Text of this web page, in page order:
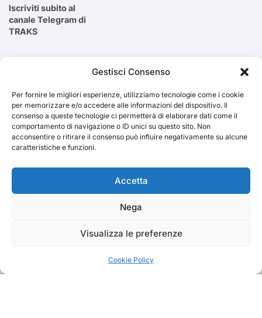
Gestisci Consenso
Per fornire le migliori esperienze, utilizziamo tecnologie come i cookie
per memorizzare e/o accedere alle informazioni del dispositivo. Il
consenso a queste tecnologie ci permetterà di elaborare dati come il
comportamento di navigazione o ID unici su questo sito. Non
acconsentire o ritirare il consenso può influire negativamente su alcune
caratteristiche e funzioni.
Accetta
Nega
Visualizza le preferenze
Cookie Policy
Iscriviti subito al
canale Telegram di
TRAKS
Cerca
TRAKS
Dal 2014 musica indipendente ed emergente